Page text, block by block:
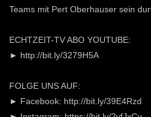
Teams mit Pert Oberhauser sein
ECHTZEIT-TV ABO YOUTUBE:
► http://bit.ly/3279H5A
FOLGE UNS AUF:
► Facebook: http://bit.ly/39E4Rzd